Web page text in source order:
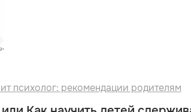
психолог: рекомендации родителям